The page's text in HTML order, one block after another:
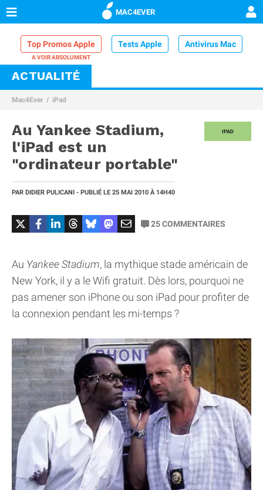
MAC4EVER
Top Promos Apple Tests Apple Antivirus Mac
VPN Mac
Comparatif iPhone
ACTUALITÉ
Mac4Ever iPad
IPAD
Au Yankee Stadium,
l'iPad est un
"ordinateur portable"
PAR DIDIER PULICANI - PUBLIÉ LE 25 MAI 2010 À 14H40
25COMMENTAIRES
Au Yankee Stadium, la mythique stade américain de
New York, il y a le Wifi gratuit. Dès lors, pourquoi ne
pas amener son iPhone ou son iPad pour profiter de
la connexion pendant les mi-temps ?